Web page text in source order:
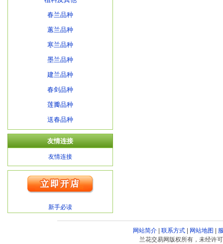
春兰品种
蕙兰品种
寒兰品种
墨兰品种
建兰品种
春剑品种
莲瓣品种
送春品种
友情连接
友情连接
新手必读
网站简介| 联系方式| 网站地图 |
兰花交易网版权所有，未经许